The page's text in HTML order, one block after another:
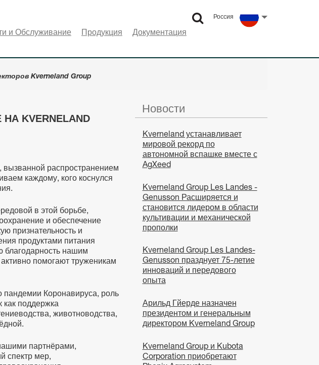
Россия
Select language
и Обслуживание Продукция Документация
Kverneland Group
KVERNELAND
вызванной распространением
каждому, кого коснулся
в этой борьбе,
и обеспечение
признательность и
продуктами питания
нашим
помогают труженикам
пандемии Коронавируса, роль
как поддержка
животноводства,
партнёрами,
спектр мер,
Новости
Kverneland устанавливает
мировой рекорд по
автономной вспашке вместе с
AgXeed
Kverneland Group Les Landes -
Genusson Расширяется и
становится лидером в области
культивации и механической
прополки
Kverneland Group Les Landes-
Genusson празднует 75-летие
инноваций и передового
опыта
Арильд Гйерде назначен
президентом и генеральным
директором Kverneland Group
Kverneland Group и Kubota
Corporation приобретают